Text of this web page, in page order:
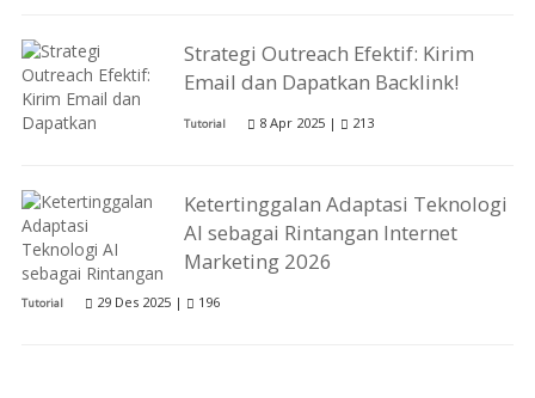
Strategi Outreach Efektif: Kirim
Email dan Dapatkan Backlink!
Tutorial 8 Apr 2025 | 213
Ketertinggalan Adaptasi Teknologi
AI sebagai Rintangan Internet
Marketing 2026
Tutorial 29 Des 2025 | 196